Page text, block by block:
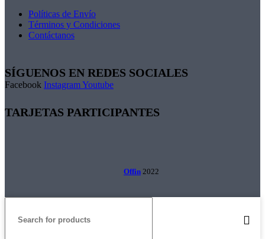
Políticas de Envío
Términos y Condiciones
Contáctanos
SÍGUENOS EN REDES SOCIALES
Facebook InstagramYoutube
TARJETAS PARTICIPANTES
Offin 2022